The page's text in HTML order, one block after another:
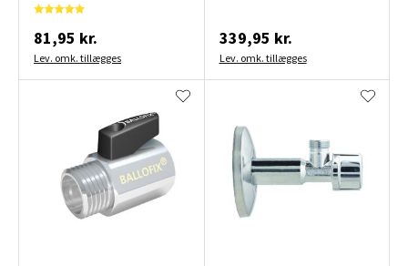
81,95 kr.
Lev. omk. tillægges
339,95 kr.
Lev. omk. tillægges